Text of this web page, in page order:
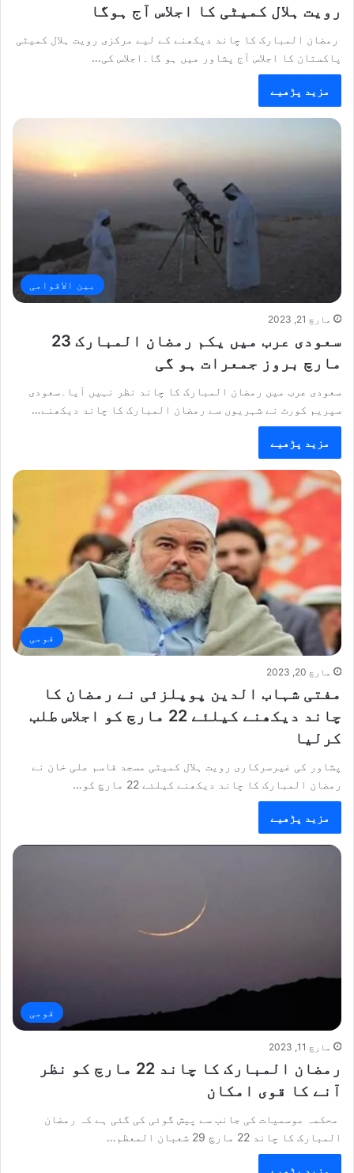
رویت ہلال کمیٹی کا اجلاس آج ہوگا
رمضان المبارک کا چاند دیکھنے کے لیے مرکزی رویت ہلال کمیٹی
پاکستان کا اجلاس آج پشاور میں ہو گا۔اجلاس کی…
مزید پڑھیے
بین الاقوامی
مارچ 21, 2023
سعودی عرب میں یکم رمضان المبارک 23
مارچ بروز جمعرات ہو گی
سعودی عرب میں رمضان المبارک کا چاند نظر نہیں آیا۔سعودی
سپریم کورٹ نے شہریوں سے رمضان المبارک کا چاند دیکھنے…
مزید پڑھیے
قومی
مارچ 20, 2023
مفتی شہاب الدین پوپلزئی نے رمضان کا
چاند دیکھنے کیلئے 22 مارچ کو اجلاس طلب
کرلیا
پشاور کی غیرسرکاری رویت ہلال کمیٹی مسجد قاسم علی خان نے
رمضان المبارک کا چاند دیکھنے کیلئے 22 مارچ کو…
مزید پڑھیے
قومی
مارچ 11, 2023
رمضان المبارک کا چاند 22 مارچ کو نظر
آنے کا قوی امکان
محکمہ موسمیات کی جانب سے پیش گوئی کی گئی ہے کہ رمضان
المبارک کا چاند 22 مارچ 29 شعبان المعظم…
مزید پڑھیے